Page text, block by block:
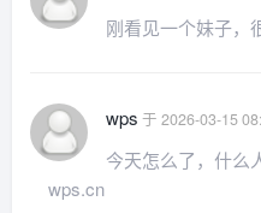
刚看见一个妹子，
wps 于 2026-03-15
今天怎么了，什么
wps.cn